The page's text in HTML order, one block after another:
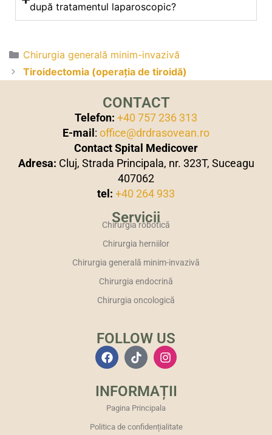
după tratamentul laparoscopic?
Chirurgia generală minim-invazivă
Tiroidectomia (operația de tiroidă)
CONTACT
Telefon: +40 757 236 313
E-mail : office@drdrasovean.ro
Contact Spital Medicover
Adresa: Cluj, Strada Principala, nr. 323T, Suceagu
407062
tel: +40 264 933
Servicii
Chirurgia robotică
Chirurgia herniilor
Chirurgia generală minim-invazivă
Chirurgia endocrină
Chirurgia oncologică
FOLLOW US
INFORMAȚII
Pagina Principala
Politica de confidențialitate